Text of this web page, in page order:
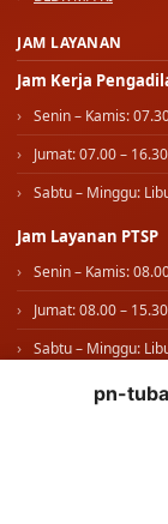
Jam Kerja
Senin – Kamis: 07.30
Jumat: 07.00 – 16.30
Sabtu – Minggu: Libur
Jam Layanan PTSP
Senin – Kamis: 08.00
Jumat: 08.00 – 15.30
Sabtu – Minggu: Libur
pn-